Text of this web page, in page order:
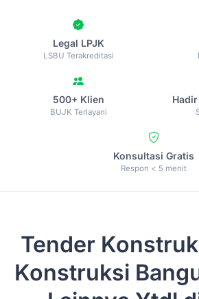
Legal LPJK
LSBU Terakreditasi
500+ Klien
BUJK Terlayani
Hadir
Konsultasi Gratis
Respon < 5 menit
Tender
Konstruksi